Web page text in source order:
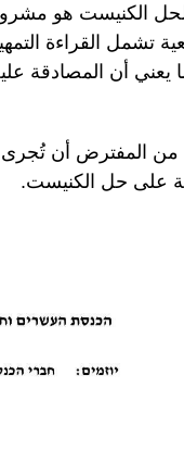
لحل الكنيست هو
القراءة
ما يعني أن المصادقة
على حل الكنيست.